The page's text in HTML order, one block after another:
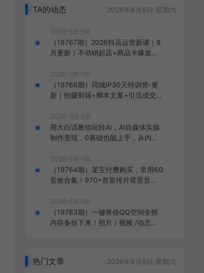
TA的动态 2026年8月8日 星期六
2026-08-08
（19767期）2026抖店运营新课｜8
月更新｜不动销起店+商品卡爆发｜
抖音小店全域流量
2026-08-08
（19766期）同城IP30天特训营-更
新｜拍摄剪辑+脚本文案+引流成交，
2026-08-08
用大白话教你玩转AI，AI自媒体实操
制作变现，0基础也能上手，从内容
2026-08-08
（19764期）某宝付费购买，常用6G
音效合集！970+首宣传片背景音
晰，高质量内容
2026-08-08
（19763期）一键将你QQ空间全部
内容备份下来！照片 / 视频 /动态信
热门文章 2026年8月8日 星期六